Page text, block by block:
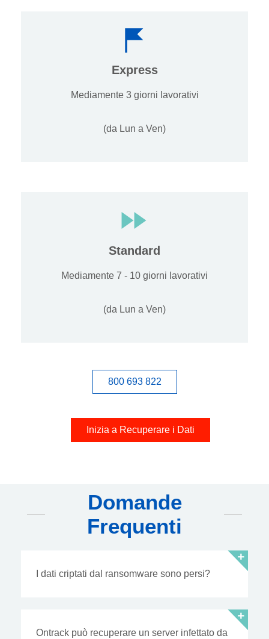
Express
Mediamente 3 giorni lavorativi
(da Lun a Ven)
Standard
Mediamente 7 - 10 giorni lavorativi
(da Lun a Ven)
800 693 822
Inizia a Recuperare i Dati
Domande
Frequenti
I dati criptati dal ransomware sono persi?
Ontrack può recuperare un server infettato da